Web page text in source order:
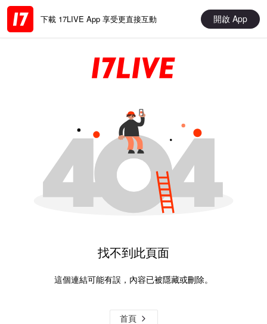
下載 17LIVE App 享受更直接互動 開啟 App
找不到此頁面
這個連結可能有誤，內容已被隱藏或刪除。
首頁